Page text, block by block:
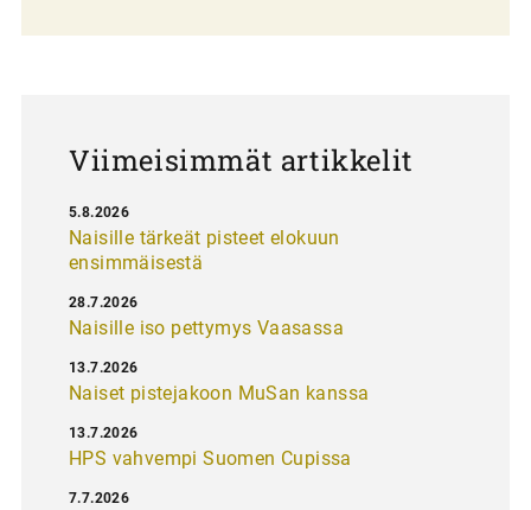
Viimeisimmät artikkelit
Naisille tärkeät pisteet elokuun
ensimmäisestä
5.8.2026
Naisille iso pettymys Vaasassa
28.7.2026
Naiset pistejakoon MuSan kanssa
13.7.2026
HPS vahvempi Suomen Cupissa
13.7.2026
7.7.2026